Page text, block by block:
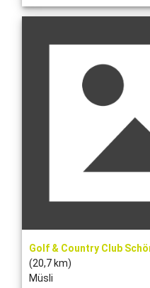
Golf & Country Club
(20,7 km)
Müsli